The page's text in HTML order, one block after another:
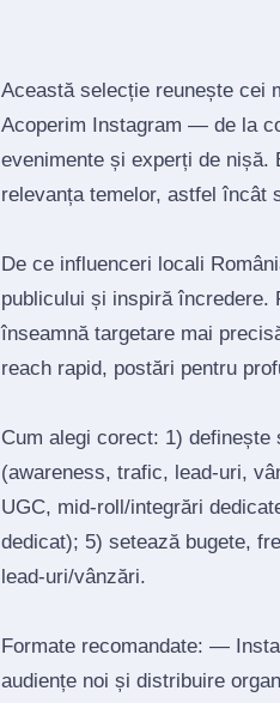
Această selecție reunește cei
Acoperim Instagram — de la
evenimente și experți de nișă.
relevanța temelor, astfel încât
De ce influenceri locali
publicului și inspiră încredere.
înseamnă targetare mai
reach rapid, postări pentru
Cum alegi corect: 1) definește
(awareness, trafic, lead‑uri,
UGC, mid‑roll/integrări
dedicat); 5) setează bugete,
lead‑uri/vânzări.
Formate recomandate: —
audiențe noi și distribuire